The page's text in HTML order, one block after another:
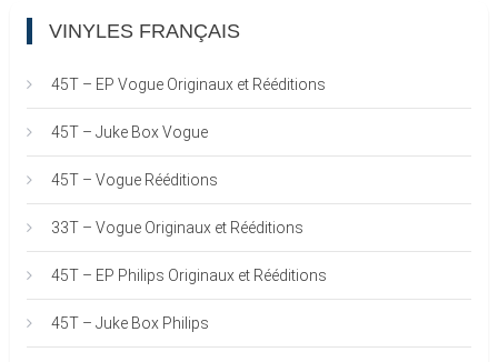
VINYLES FRANÇAIS
45T – EP Vogue Originaux et Rééditions
45T – Juke Box Vogue
45T – Vogue Rééditions
33T – Vogue Originaux et Rééditions
45T – EP Philips Originaux et Rééditions
45T – Juke Box Philips